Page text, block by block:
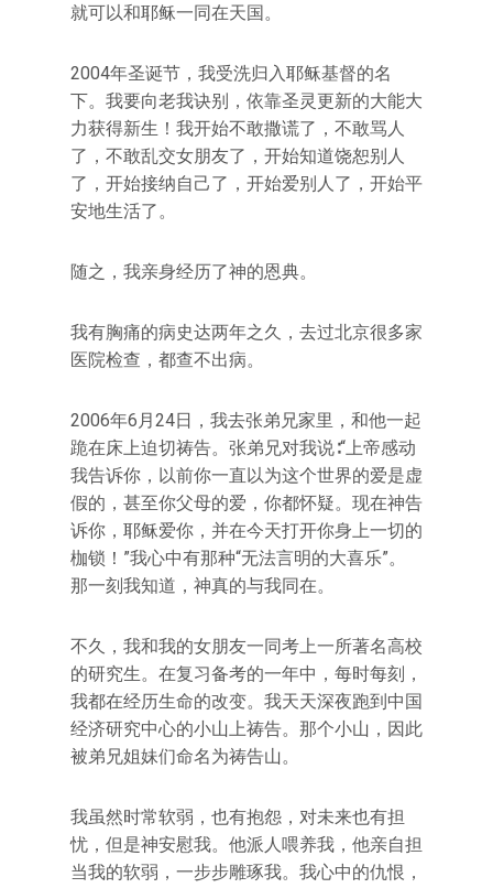
就可以和耶稣一同在天国。
2004年圣诞节，我受洗归入耶稣基督的名
下。我要向老我诀别，依靠圣灵更新的大能大
力获得新生！我开始不敢撒谎了，不敢骂人
了，不敢乱交女朋友了，开始知道饶恕别人
了，开始接纳自己了，开始爱别人了，开始平
安地生活了。
随之，我亲身经历了神的恩典。
我有胸痛的病史达两年之久，去过北京很多家
医院检查，都查不出病。
2006年6月24日，我去张弟兄家里，和他一起
跪在床上迫切祷告。张弟兄对我说∶“上帝感动
我告诉你，以前你一直以为这个世界的爱是虚
假的，甚至你父母的爱，你都怀疑。现在神告
诉你，耶稣爱你，并在今天打开你身上一切的
枷锁！”我心中有那种“无法言明的大喜乐”。
那一刻我知道，神真的与我同在。
不久，我和我的女朋友一同考上一所著名高校
的研究生。在复习备考的一年中，每时每刻，
我都在经历生命的改变。我天天深夜跑到中国
经济研究中心的小山上祷告。那个小山，因此
被弟兄姐妹们命名为祷告山。
我虽然时常软弱，也有抱怨，对未来也有担
忧，但是神安慰我。他派人喂养我，他亲自担
当我的软弱，一步步雕琢我。我心中的仇恨，